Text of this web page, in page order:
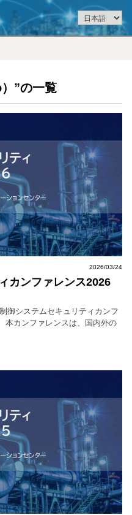
”の一覧
2026/03/24
カンファレンス2026
御システムセキュリティカンフ
本カンファレンスは、国内外の